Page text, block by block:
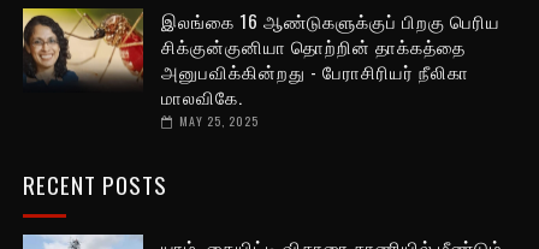
இலங்கை 16 ஆண்டுகளுக்குப் பிறகு பெரிய
சிக்குன்குனியா தொற்றின் தாக்கத்தை
அனுபவிக்கின்றது - பேராசிரியர் நீலிகா
மாலவிகே.
MAY 25, 2025
RECENT POSTS